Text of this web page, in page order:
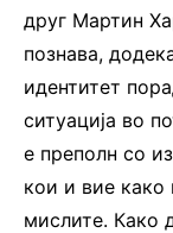
друг Мартин
познава,
идентитет
ситуација во
е преполн со
кои и вие како
мислите. Како